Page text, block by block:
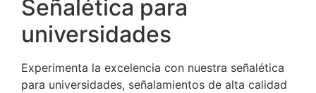
Señalética para
universidades
Experimenta la excelencia con nuestra señalética
para universidades, señalamientos de alta calidad